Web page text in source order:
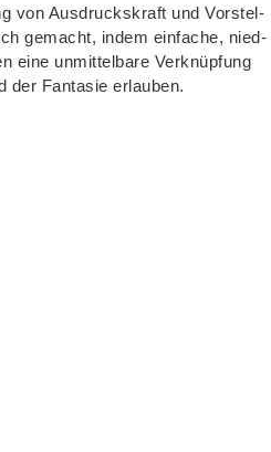
von Aus­drucks­kraft und Vor­stel­
gemacht, indem ein­fa­che, nied­
eine unmit­tel­ba­re Ver­knüp­fung
der Fan­ta­sie erlauben.